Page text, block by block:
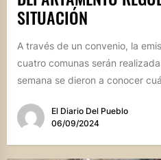
SITUACIÓN
A través de un convenio, la
cuatro comunas serán
semana se dieron a conocer
El Diario Del Pueblo
06/09/2024